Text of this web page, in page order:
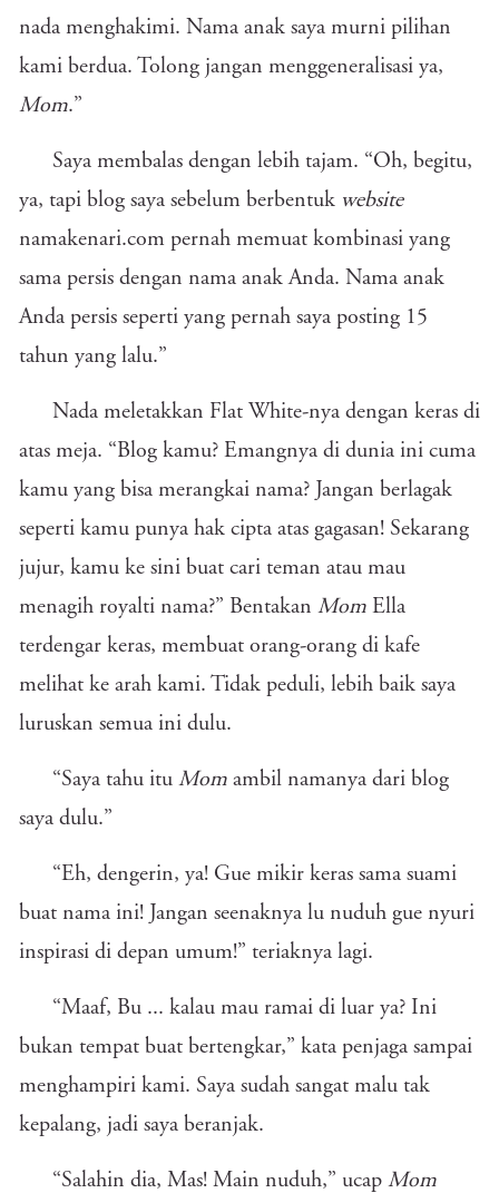
nada menghakimi. Nama anak saya murni pilihan
kami berdua. Tolong jangan menggeneralisasi ya,
Mom.”
Saya membalas dengan lebih tajam. “Oh, begitu,
ya, tapi blog saya sebelum berbentuk website
namakenari.com pernah memuat kombinasi yang
sama persis dengan nama anak Anda. Nama anak
Anda persis seperti yang pernah saya posting 15
tahun yang lalu.”
Nada meletakkan Flat White-nya dengan keras di
atas meja. “Blog kamu? Emangnya di dunia ini cuma
kamu yang bisa merangkai nama? Jangan berlagak
seperti kamu punya hak cipta atas gagasan! Sekarang
jujur, kamu ke sini buat cari teman atau mau
menagih royalti nama?” Bentakan Mom Ella
terdengar keras, membuat orang-orang di kafe
melihat ke arah kami. Tidak peduli, lebih baik saya
luruskan semua ini dulu.
“Saya tahu itu Mom ambil namanya dari blog
saya dulu.”
“Eh, dengerin, ya! Gue mikir keras sama suami
buat nama ini! Jangan seenaknya lu nuduh gue nyuri
inspirasi di depan umum!” teriaknya lagi.
“Maaf, Bu ... kalau mau ramai di luar ya? Ini
bukan tempat buat bertengkar,” kata penjaga sampai
menghampiri kami. Saya sudah sangat malu tak
kepalang, jadi saya beranjak.
“Salahin dia, Mas! Main nuduh,” ucap Mom